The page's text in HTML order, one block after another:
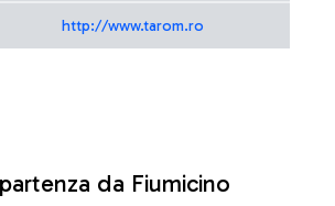
http://www.tarom.ro
da Fiumicino